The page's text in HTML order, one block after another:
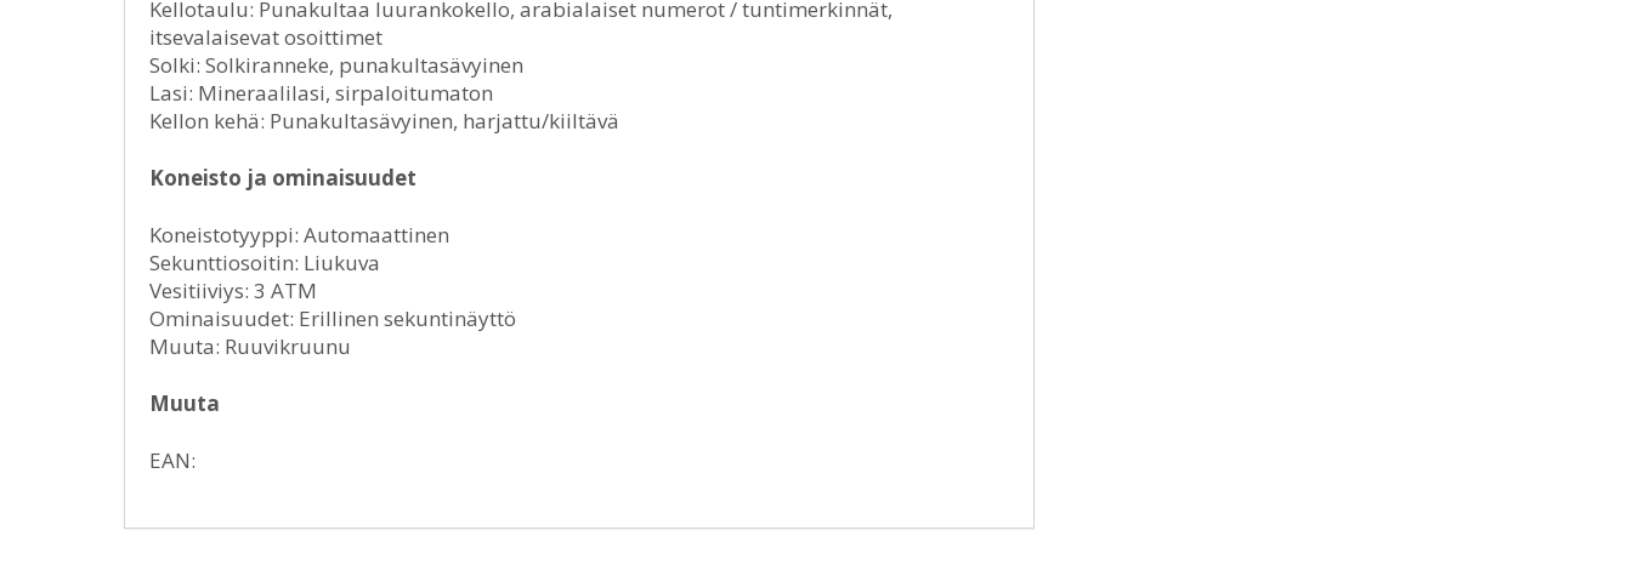
Kellotaulu: Punakultaa luurankokello, arabialaiset numerot / tuntimerkinnät,
itsevalaisevat osoittimet
Solki: Solkiranneke, punakultasävyinen
Lasi: Mineraalilasi, sirpaloitumaton
Kellon kehä: Punakultasävyinen, harjattu/kiiltävä
Koneisto ja ominaisuudet
Koneistotyyppi: Automaattinen
Sekunttiosoitin: Liukuva
Vesitiiviys: 3 ATM
Ominaisuudet: Erillinen sekuntinäyttö
Muuta: Ruuvikruunu
Muuta
EAN: